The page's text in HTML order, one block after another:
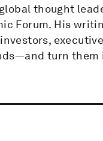
thought
Forum. His
turn